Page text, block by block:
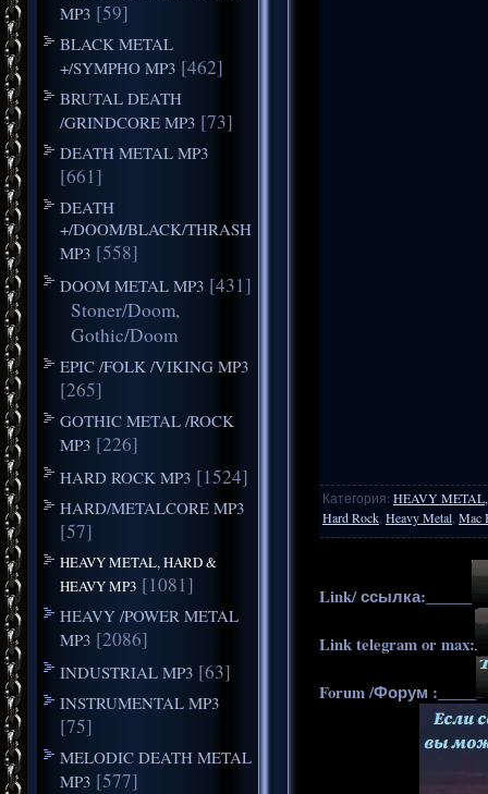
MP3 [59]
BLACK METAL
+/SYMPHO MP3 [462]
BRUTAL DEATH
/GRINDCORE MP3 [73]
DEATH METAL MP3
[661]
DEATH
+/DOOM/BLACK/THRASH
MP3 [558]
DOOM METAL MP3 [431]
Stoner/Doom,
Gothic/Doom
EPIC /FOLK /VIKING MP3
[265]
GOTHIC METAL /ROCK
MP3 [226]
HARD ROCK MP3 [1524]
HARD/METALCORE MP3
[57]
HEAVY METAL, HARD &
HEAVY MP3 [1081]
HEAVY /POWER METAL
MP3 [2086]
INDUSTRIAL MP3 [63]
INSTRUMENTAL MP3
[75]
MELODIC DEATH METAL
MP3 [577]
Категория: HEAVY
Hard Rock Heavy Metal Mac
Link/ ссылка:______
Link telegram or max:
Forum /Форум :_____